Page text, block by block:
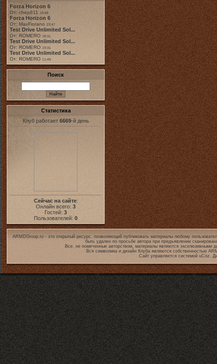
Forza Horizon 6
От: chep811 19:48
Forza Horizon 6
От: MaxFiorano 23:47
Test Drive Unlimited Sol...
От: ROMERO 18:31
Test Drive Unlimited Sol...
От: ROMERO 19:31
Test Drive Unlimited Sol...
От: ROMERO 11:49
Поиск
Статистика
Клуб работает 6669-й день
Сейчас на сайте:
Онлайн всего: 3
Гостей: 3
Пользователей: 0
ARMDGroup.ru - это открытый ресурс, позволяющий публиковать материалы любому
быть удален по просьбе автора при предъявлении
Все, не помеченные авторством, материалы являются эксклюзивными
Вся символика и дизайн Клуба являются собственностью
Сайт управляется системой uCoz.